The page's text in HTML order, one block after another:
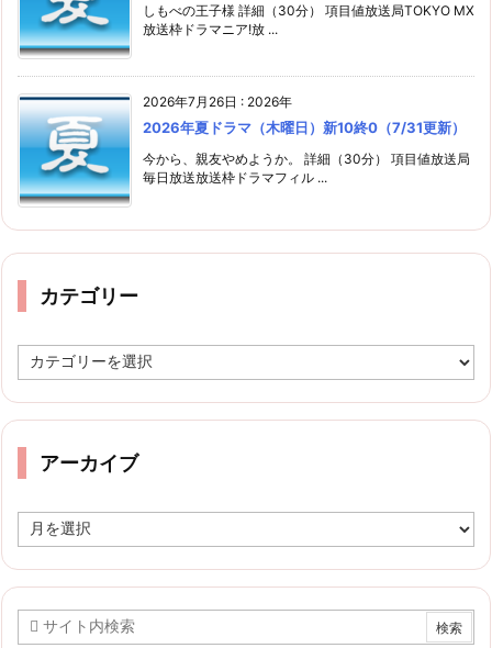
しもべの王子様 詳細（30分） 項目値放送局TOKYO MX
放送枠ドラマニア!放 ...
2026年7月26日 : 2026年
2026年夏ドラマ（木曜日）新10終0（7/31更新）
今から、親友やめようか。 詳細（30分） 項目値放送局
毎日放送放送枠ドラマフィル ...
カテゴリー
テ
リ
アーカイブ
ー
イ